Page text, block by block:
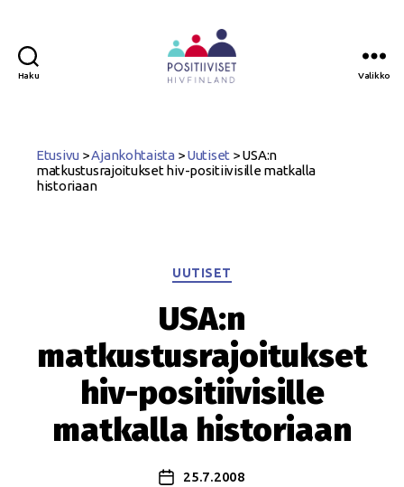
Haku Valikko
Etusivu >Ajankohtaista >Uutiset >USA:n
matkustusrajoitukset hiv-positiivisille matkalla
historiaan
Kategoriat
UUTISET
USA:n
matkustusrajoitukset
hiv-positiivisille
matkalla historiaan
Julkaisupäivämäärä
25.7.2008